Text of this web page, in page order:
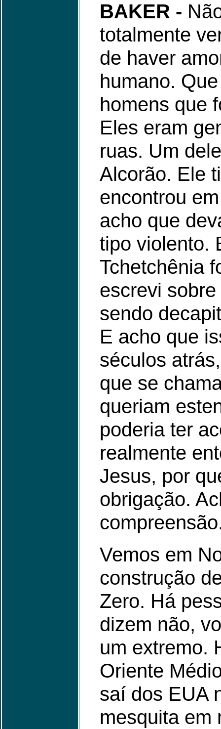
BAKER -
totalmente
de haver
humano.
homens que
Eles eram
ruas. Um
Alcorão. Ele
encontrou
acho que
tipo violento.
Tchetchênia
escrevi
sendo
E acho que
séculos
que se
queriam
poderia ter
realmente
Jesus, por
obrigação.
Vemos em
construção
Zero. Há
dizem não,
um extremo.
Oriente
saí dos EUA
mesquita em